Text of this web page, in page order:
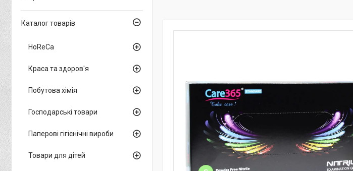
Каталог товарів
HoReCa
Краса та здоров'я
Побутова хімія
Господарські товари
Паперові гігієнічні вироби
Товари для дітей